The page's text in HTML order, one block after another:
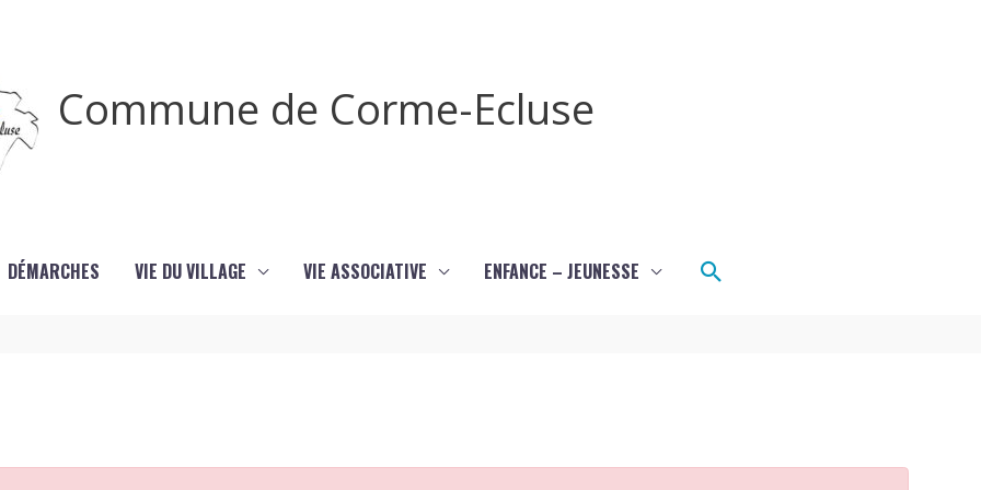
Commune de Corme-Ecluse
DÉMARCHES VIE DU VILLAGE VIE ASSOCIATIVE ENFANCE – JEUNESSE Rechercher